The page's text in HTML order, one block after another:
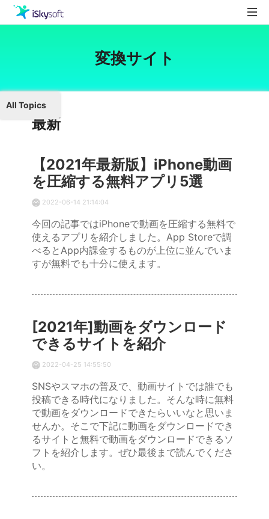
ストア
ダウンロード
変換サイト
All Topics
最新
【2021年最新版】iPhone動画
を圧縮する無料アプリ5選
2022-06-14 21:14:04
今回の記事ではiPhoneで動画を圧縮する無料で
使えるアプリを紹介しました。App Storeで調
べるとApp内課金するものが上位に並んでいま
すが無料でも十分に使えます。
[2021年]動画をダウンロード
できるサイトを紹介
2022-04-25 14:55:50
SNSやスマホの普及で、動画サイトでは誰でも
投稿できる時代になりました。そんな時に無料
で動画をダウンロードできたらいいなと思いま
せんか。そこで下記に動画をダウンロードでき
るサイトと無料で動画をダウンロードできるソ
フトを紹介します。ぜひ最後まで読んでくださ
い。